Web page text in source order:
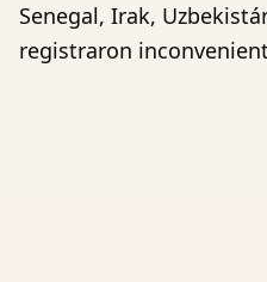
Senegal, Irak,
registraron